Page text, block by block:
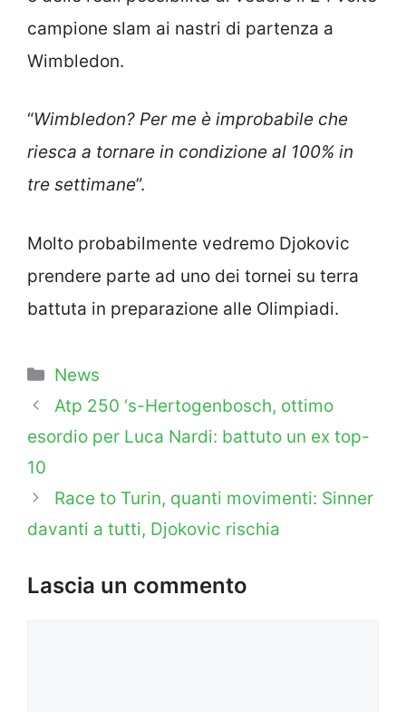
campione slam ai nastri di partenza a
Wimbledon.
“Wimbledon? Per me è improbabile che
riesca a tornare in condizione al 100% in
tre settimane”.
Molto probabilmente vedremo Djokovic
prendere parte ad uno dei tornei su terra
battuta in preparazione alle Olimpiadi.
Categorie
News
Atp 250 ‘s-Hertogenbosch, ottimo
esordio per Luca Nardi: battuto un ex top-
10
Race to Turin, quanti movimenti: Sinner
davanti a tutti, Djokovic rischia
Lascia un commento